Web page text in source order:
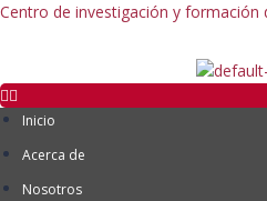
Centro de investigación y
Inicio
Acerca de
Nosotros